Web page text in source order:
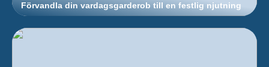
Förvandla din vardagsgarderob till en festlig njutning